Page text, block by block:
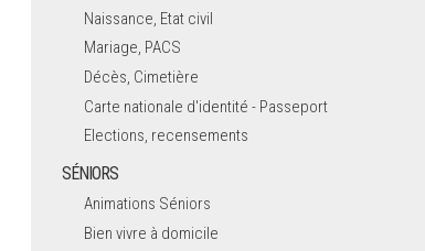
Naissance, Etat civil
Mariage, PACS
Décès, Cimetière
Carte nationale d'identité - Passeport
Elections, recensements
SÉNIORS
Animations Séniors
Bien vivre à domicile